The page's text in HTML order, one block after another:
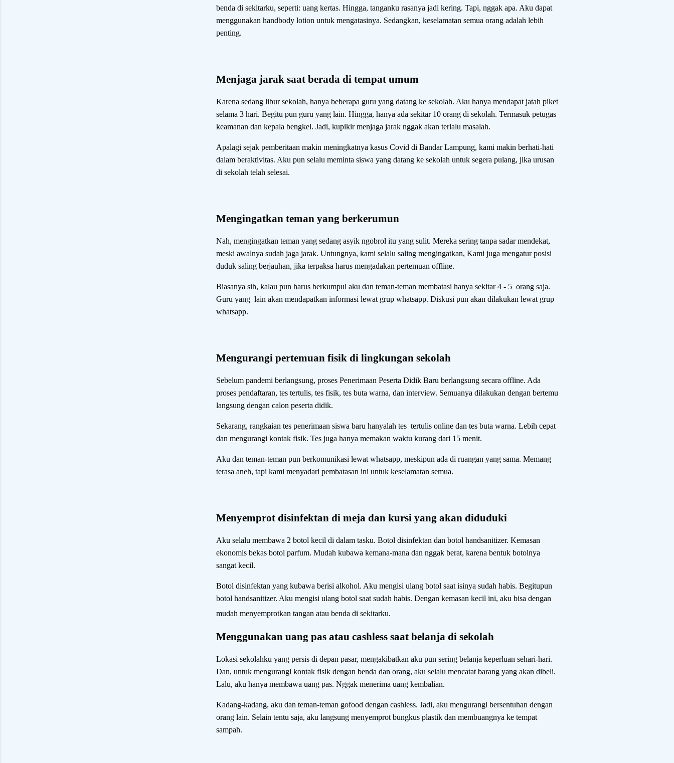
benda di sekitarku, seperti: uang kertas. Hingga, tanganku rasanya jadi kering. Tapi, nggak apa. Aku dapat
menggunakan handbody lotion untuk mengatasinya. Sedangkan, keselamatan semua orang adalah lebih
penting.
Menjaga jarak saat berada di tempat umum
Karena sedang libur sekolah, hanya beberapa guru yang datang ke sekolah. Aku hanya mendapat jatah piket
selama 3 hari. Begitu pun guru yang lain. Hingga, hanya ada sekitar 10 orang di sekolah. Termasuk petugas
keamanan dan kepala bengkel. Jadi, kupikir menjaga jarak nggak akan terlalu masalah.
Apalagi sejak pemberitaan makin meningkatnya kasus Covid di Bandar Lampung, kami makin berhati-hati
dalam beraktivitas. Aku pun selalu meminta siswa yang datang ke sekolah untuk segera pulang, jika urusan
di sekolah telah selesai.
Mengingatkan teman yang berkerumun
Nah, mengingatkan teman yang sedang asyik ngobrol itu yang sulit. Mereka sering tanpa sadar mendekat,
meski awalnya sudah jaga jarak. Untungnya, kami selalu saling mengingatkan, Kami juga mengatur posisi
duduk saling berjauhan, jika terpaksa harus mengadakan pertemuan offline.
Biasanya sih, kalau pun harus berkumpul aku dan teman-teman membatasi hanya sekitar 4 - 5 orang saja.
Guru yang lain akan mendapatkan informasi lewat grup whatsapp. Diskusi pun akan dilakukan lewat grup
whatsapp.
Mengurangi pertemuan fisik di lingkungan sekolah
Sebelum pandemi berlangsung, proses Penerimaan Peserta Didik Baru berlangsung secara offline. Ada
proses pendaftaran, tes tertulis, tes fisik, tes buta warna, dan interview. Semuanya dilakukan dengan bertemu
langsung dengan calon peserta didik.
Sekarang, rangkaian tes penerimaan siswa baru hanyalah tes tertulis online dan tes buta warna. Lebih cepat
dan mengurangi kontak fisik. Tes juga hanya memakan waktu kurang dari 15 menit.
Aku dan teman-teman pun berkomunikasi lewat whatsapp, meskipun ada di ruangan yang sama. Memang
terasa aneh, tapi kami menyadari pembatasan ini untuk keselamatan semua.
Menyemprot disinfektan di meja dan kursi yang akan diduduki
Aku selalu membawa 2 botol kecil di dalam tasku. Botol disinfektan dan botol handsanitizer. Kemasan
ekonomis bekas botol parfum. Mudah kubawa kemana-mana dan nggak berat, karena bentuk botolnya
sangat kecil.
Botol disinfektan yang kubawa berisi alkohol. Aku mengisi ulang botol saat isinya sudah habis. Begitupun
botol handsanitizer. Aku mengisi ulang botol saat sudah habis. Dengan kemasan kecil ini, aku bisa dengan
mudah menyemprotkan tangan atau benda di sekitarku.
Menggunakan uang pas atau cashless saat belanja di sekolah
Lokasi sekolahku yang persis di depan pasar, mengakibatkan aku pun sering belanja keperluan sehari-hari.
Dan, untuk mengurangi kontak fisik dengan benda dan orang, aku selalu mencatat barang yang akan dibeli.
Lalu, aku hanya membawa uang pas. Nggak menerima uang kembalian.
Kadang-kadang, aku dan teman-teman gofood dengan cashless. Jadi, aku mengurangi bersentuhan dengan
orang lain. Selain tentu saja, aku langsung menyemprot bungkus plastik dan membuangnya ke tempat
sampah.